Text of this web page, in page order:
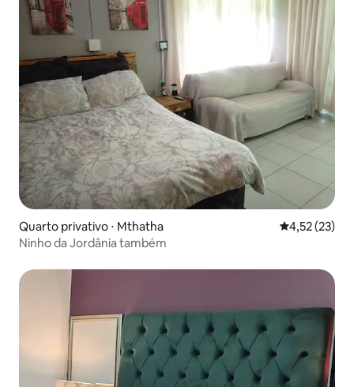
Quarto privativo ⋅ Mthatha 4,52 de uma
4,52 (23)
Ninho da Jordânia também